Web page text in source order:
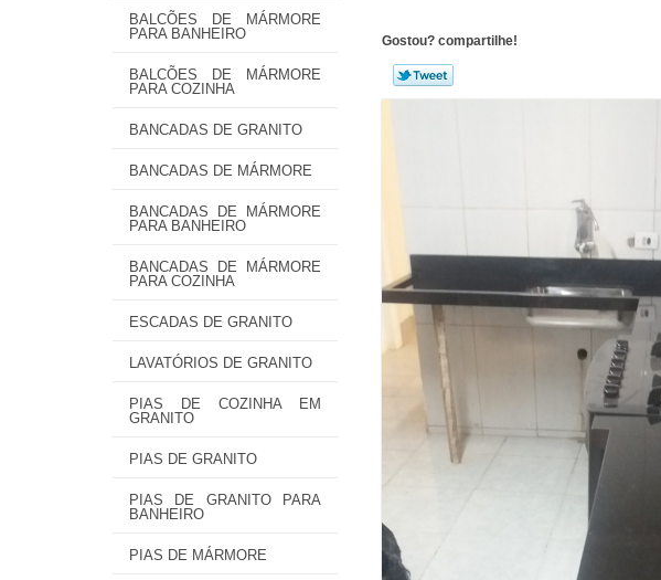
BALCÕES DE MÁRMORE
PARA BANHEIRO
BALCÕES DE MÁRMORE
PARA COZINHA
BANCADAS DE GRANITO
BANCADAS DE MÁRMORE
BANCADAS DE MÁRMORE
PARA BANHEIRO
BANCADAS DE MÁRMORE
PARA COZINHA
ESCADAS DE GRANITO
LAVATÓRIOS DE GRANITO
PIAS DE COZINHA EM
GRANITO
PIAS DE GRANITO
PIAS DE GRANITO PARA
BANHEIRO
PIAS DE MÁRMORE
Gostou? compartilhe!